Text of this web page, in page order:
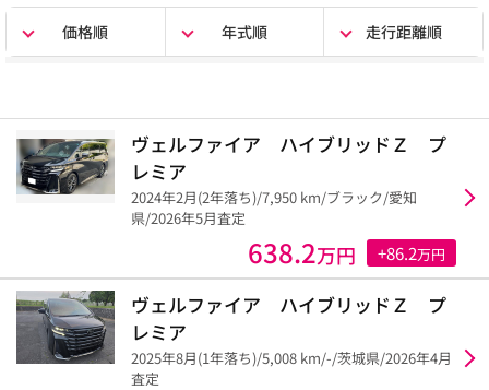
価格順 年式順 走行距離順
ヴェルファイア ハイブリッドＺ プ
レミア
2024年2月(2年落ち)/7,950 km/ブラック/愛知
県/2026年5月査定
638.2万円 +86.2万円
ヴェルファイア ハイブリッドＺ プ
レミア
2025年8月(1年落ち)/5,008 km/-/茨城県/2026年4月
査定